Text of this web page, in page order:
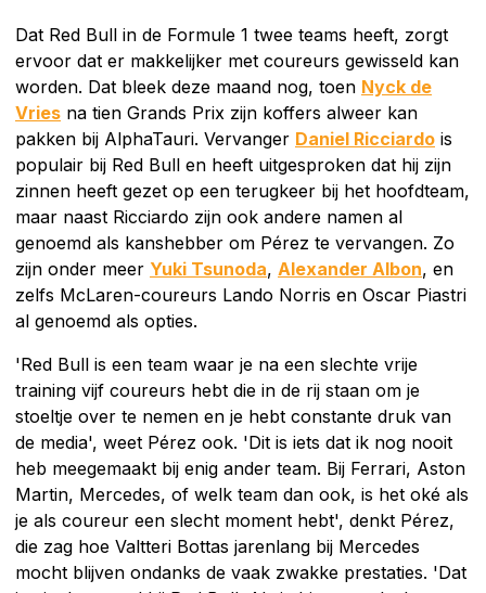
Dat Red Bull in de Formule 1 twee teams heeft, zorgt
ervoor dat er makkelijker met coureurs gewisseld kan
worden. Dat bleek deze maand nog, toen Nyck de
Vries na tien Grands Prix zijn koffers alweer kan
pakken bij AlphaTauri. Vervanger Daniel Ricciardo is
populair bij Red Bull en heeft uitgesproken dat hij zijn
zinnen heeft gezet op een terugkeer bij het hoofdteam,
maar naast Ricciardo zijn ook andere namen al
genoemd als kanshebber om Pérez te vervangen. Zo
zijn onder meer Yuki Tsunoda, Alexander Albon, en
zelfs McLaren-coureurs Lando Norris en Oscar Piastri
al genoemd als opties.
'Red Bull is een team waar je na een slechte vrije
training vijf coureurs hebt die in de rij staan om je
stoeltje over te nemen en je hebt constante druk van
de media', weet Pérez ook. 'Dit is iets dat ik nog nooit
heb meegemaakt bij enig ander team. Bij Ferrari, Aston
Martin, Mercedes, of welk team dan ook, is het oké als
je als coureur een slecht moment hebt', denkt Pérez,
die zag hoe Valtteri Bottas jarenlang bij Mercedes
mocht blijven ondanks de vaak zwakke prestaties. 'Dat